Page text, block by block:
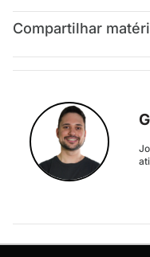
Compartilhar